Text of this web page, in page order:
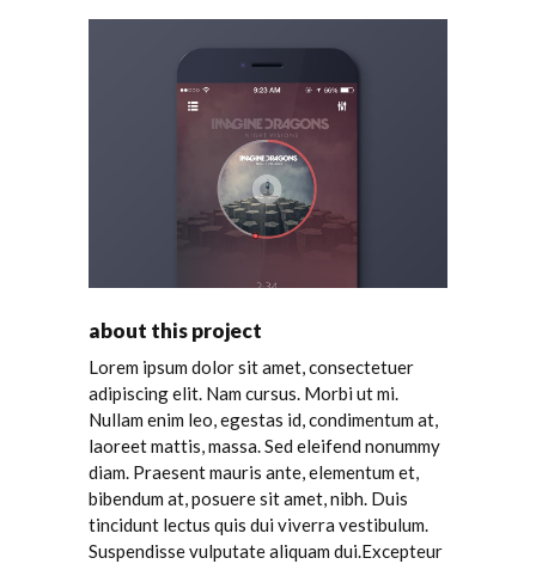
about this project
Lorem ipsum dolor sit amet, consectetuer
adipiscing elit. Nam cursus. Morbi ut mi.
Nullam enim leo, egestas id, condimentum at,
laoreet mattis, massa. Sed eleifend nonummy
diam. Praesent mauris ante, elementum et,
bibendum at, posuere sit amet, nibh. Duis
tincidunt lectus quis dui viverra vestibulum.
Suspendisse vulputate aliquam dui.Excepteur